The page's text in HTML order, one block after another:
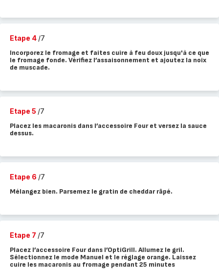
Etape 4 /7
Incorporez le fromage et faites cuire à feu doux jusqu'à ce que
le fromage fonde. Vérifiez l’assaisonnement et ajoutez la noix
de muscade.
Etape 5 /7
Placez les macaronis dans l’accessoire Four et versez la sauce
dessus.
Etape 6 /7
Mélangez bien. Parsemez le gratin de cheddar râpé.
Etape 7 /7
Placez l’accessoire Four dans l’OptiGrill. Allumez le gril.
Sélectionnez le mode Manuel et le réglage orange. Laissez
cuire les macaronis au fromage pendant 25 minutes